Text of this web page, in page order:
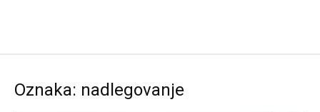
Oznaka: nadlegovanje